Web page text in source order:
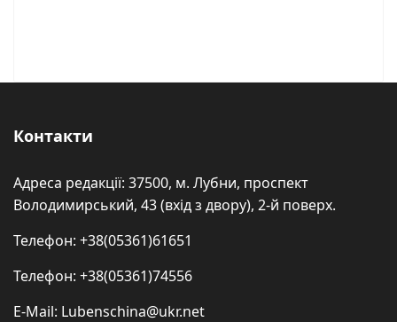
Контакти
Адреса редакції: 37500, м. Лубни, проспект
Володимирський, 43 (вхід з двору), 2-й поверх.
Телефон: +38(05361)61651
Телефон: +38(05361)74556
E-Mail: Lubenschina@ukr.net